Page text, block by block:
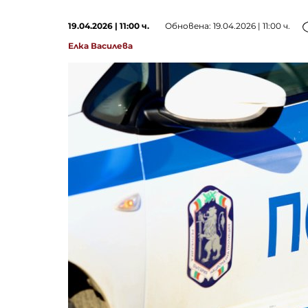
19.04.2026 | 11:00 ч.
Обновена: 19.04.2026 | 11:00 ч.
Елка Василева